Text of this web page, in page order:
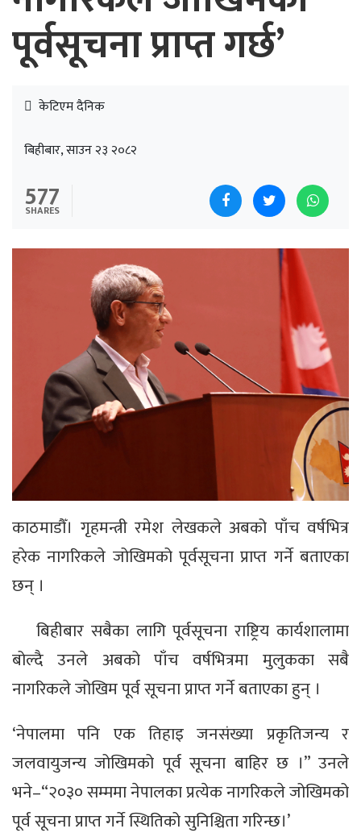
पूर्वसूचना प्राप्त गर्छ’
केटिएम दैनिक
बिहीबार, साउन २३ २०८२
577
SHARES
काठमाडौँ। गृहमन्त्री रमेश लेखकले अबको पाँच वर्षभित्र
हरेक नागरिकले जोखिमको पूर्वसूचना प्राप्त गर्ने बताएका
छन् ।
बिहीबार सबैका लागि पूर्वसूचना राष्ट्रिय कार्यशालामा
बोल्दै उनले अबको पाँच वर्षभित्रमा मुलुकका सबै
नागरिकले जोखिम पूर्व सूचना प्राप्त गर्ने बताएका हुन् ।
‘नेपालमा पनि एक तिहाइ जनसंख्या प्रकृतिजन्य र
जलवायुजन्य जोखिमको पूर्व सूचना बाहिर छ ।” उनले
भने–“२०३० सम्ममा नेपालका प्रत्येक नागरिकले जोखिमको
पूर्व सूचना प्राप्त गर्ने स्थितिको सुनिश्चिता गरिन्छ।’